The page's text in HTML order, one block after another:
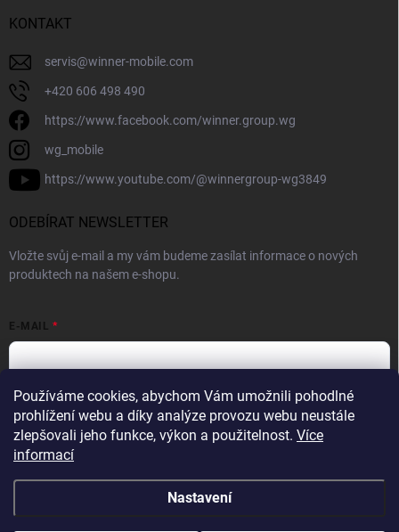
Používáme cookies, abychom Vám umožnili pohodlné
prohlížení webu a díky analýze provozu webu neustále
zlepšovali jeho funkce, výkon a použitelnost. Více
informací
Nastavení
KONTAKT
servis@winner-mobile.com
+420 606 498 490
https://www.facebook.com/winner.group.wg
wg_mobile
https://www.youtube.com/@winnergroup-wg3849
ODEBÍRAT NEWSLETTER
Vložte svůj e-mail a my vám budeme zasílat informace o nových
produktech na našem e-shopu.
E-MAIL
Vložením e-mailové adresy souhlasíte se zpracováním osobních
údajů v souladu seZásadami ochrany osobních údajů.
Přihlásit se